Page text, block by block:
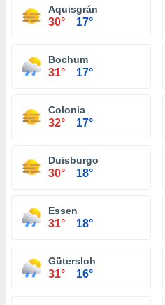
Aquisgrán
30° 17°
Bochum
31° 17°
Colonia
32° 17°
Duisburgo
30° 18°
Essen
31° 18°
Gütersloh
31° 16°